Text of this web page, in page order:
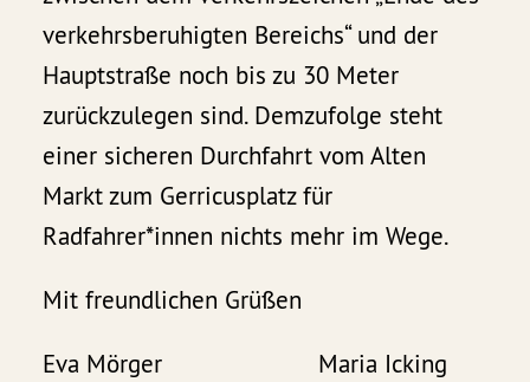
verkehrsberuhigten Bereichs“ und der
Hauptstraße noch bis zu 30 Meter
zurückzulegen sind. Demzufolge steht
einer sicheren Durchfahrt vom Alten
Markt zum Gerricusplatz für
Radfahrer*innen nichts mehr im Wege.
Mit freundlichen Grüßen
Eva Mörger Maria Icking